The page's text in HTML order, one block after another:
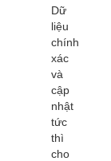
Dữ
liệu
chính
xác
và
cập
nhật
tức
thì
cho